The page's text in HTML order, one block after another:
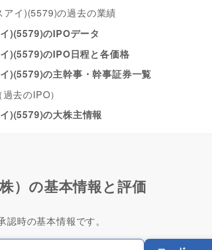
アイ)(5579)の過去の業績
)(5579)のIPOデータ
)(5579)のIPO日程と各価格
)(5579)の主幹事・幹事証券一覧
去のIPO）
)(5579)の大株主情報
）の基本情報と評価
時の基本情報です。